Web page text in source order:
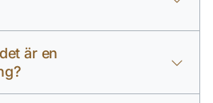
är en